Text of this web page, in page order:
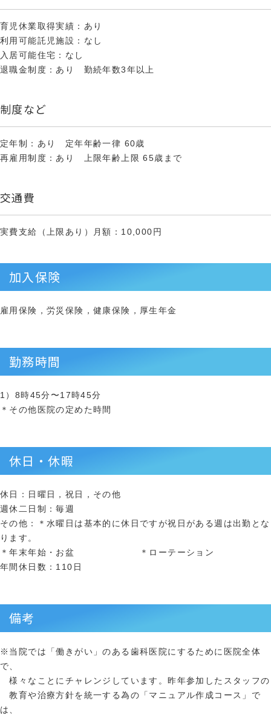
育児休業取得実績：あり
利用可能託児施設：なし
入居可能住宅：なし
退職金制度：あり 勤続年数3年以上
制度など
定年制：あり 定年年齢一律 60歳
再雇用制度：あり 上限年齢上限 65歳まで
交通費
実費支給（上限あり）月額：10,000円
加入保険
雇用保険，労災保険，健康保険，厚生年金
勤務時間
1）8時45分〜17時45分
＊その他医院の定めた時間
休日・休暇
休日：日曜日，祝日，その他
週休二日制：毎週
その他：＊水曜日は基本的に休日ですが祝日がある週は出勤とな
ります。
＊年末年始・お盆 ＊ローテーション
年間休日数：110日
備考
※当院では「働きがい」のある歯科医院にするために医院全体
で、
様々なことにチャレンジしています。昨年参加したスタッフの
教育や治療方針を統一する為の「マニュアル作成コース」で
は、